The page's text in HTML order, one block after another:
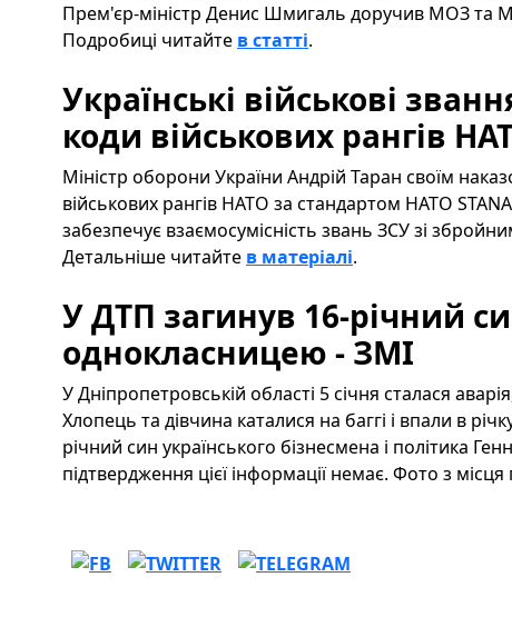
Прем'єр-міністр Денис Шмигаль доручив МОЗ та
Подробиці читайте в статті.
Українські військові
коди військових рангів
Міністр оборони України Андрій Таран своїм
військових рангів НАТО за стандартом НАТО
забезпечує взаємосумісність звань ЗСУ зі
Детальніше читайте в матеріалі.
У ДТП загинув 16-річний
однокласницею - ЗМІ
У Дніпропетровській області 5 січня сталася
Хлопець та дівчина каталися на баггі і впали в
річний син українського бізнесмена і політика
підтвердження цієї інформації немає. Фото з місця